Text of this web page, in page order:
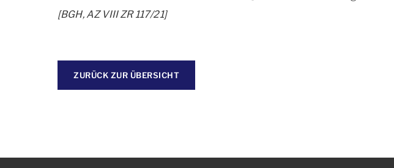
[BGH, AZ VIII ZR 117/21]
ZURÜCK ZUR ÜBERSICHT